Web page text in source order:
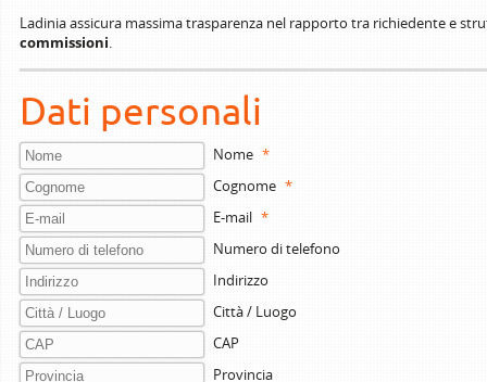
Ladinia assicura massima trasparenza nel rapporto tra richiedente e
commissioni.
Dati personali
Nome *
Cognome *
E-mail *
Numero di telefono
Indirizzo
Città / Luogo
CAP
Provincia